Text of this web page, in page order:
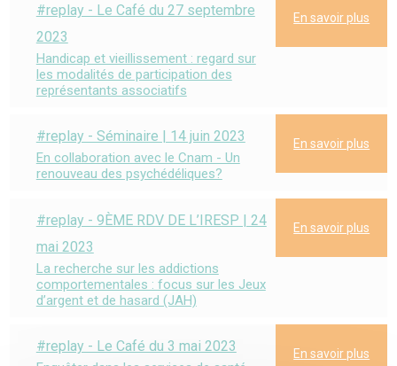
#replay - Le Café du 27 septembre
2023
Handicap et vieillissement : regard sur
les modalités de participation des
représentants associatifs
En savoir plus
#replay - Séminaire | 14 juin 2023
En collaboration avec le Cnam - Un
renouveau des psychédéliques?
En savoir plus
#replay - 9ÈME RDV DE L’IRESP | 24
mai 2023
La recherche sur les addictions
comportementales : focus sur les Jeux
d’argent et de hasard (JAH)
En savoir plus
#replay - Le Café du 3 mai 2023 En savoir plus